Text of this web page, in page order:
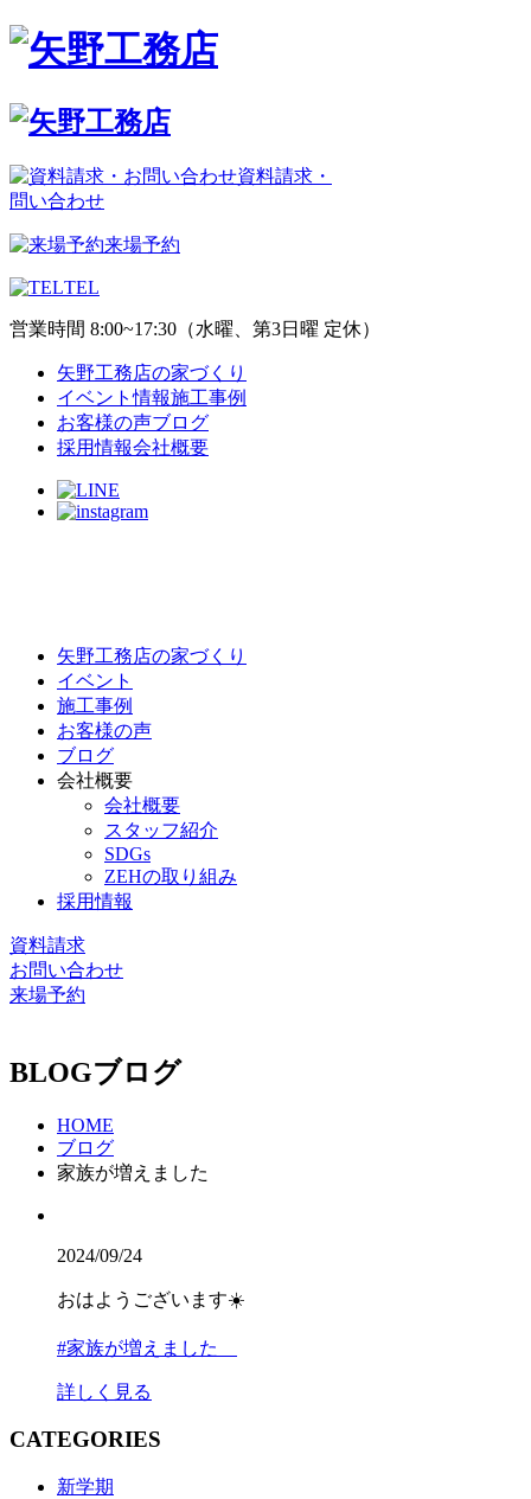
資料請求・
問い合わせ
来場予約
TEL
営業時間 8:00~17:30（水曜、第3日曜 定休）
矢野工務店の家づくり
イベント情報施工事例
お客様の声ブログ
採用情報会社概要
矢野工務店の家づくり
イベント
施工事例
お客様の声
ブログ
会社概要
会社概要
スタッフ紹介
SDGs
ZEHの取り組み
採用情報
資料請求
お問い合わせ
来場予約
BLOGブログ
HOME
ブログ
家族が増えました
2024/09/24
おはようございます☀️
#家族が増えました
詳しく見る
CATEGORIES
新学期